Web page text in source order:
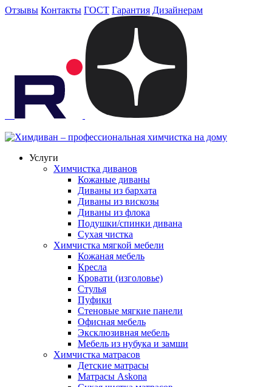
Отзывы Контакты ГОСТ Гарантия Дизайнерам
Услуги
Химчистка диванов
Кожаные диваны
Диваны из бархата
Диваны из вискозы
Диваны из флока
Подушки/спинки дивана
Сухая чистка
Химчистка мягкой мебели
Кожаная мебель
Кресла
Кровати (изголовье)
Стулья
Пуфики
Стеновые мягкие панели
Офисная мебель
Эксклюзивная мебель
Мебель из нубука и замши
Химчистка матрасов
Детские матрасы
Матрасы Askona